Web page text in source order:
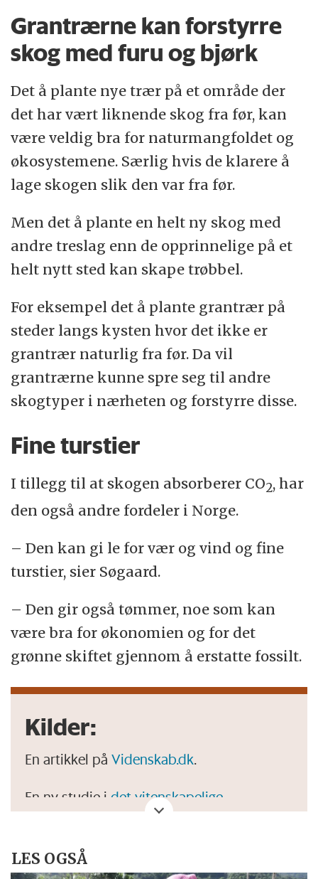
Grantrærne kan forstyrre
skog med furu og bjørk
Det å plante nye trær på et område der
det har vært liknende skog fra før, kan
være veldig bra for naturmangfoldet og
økosystemene. Særlig hvis de klarere å
lage skogen slik den var fra før.
Men det å plante en helt ny skog med
andre treslag enn de opprinnelige på et
helt nytt sted kan skape trøbbel.
For eksempel det å plante grantrær på
steder langs kysten hvor det ikke er
grantrær naturlig fra før. Da vil
grantrærne kunne spre seg til andre
skogtyper i nærheten og forstyrre disse.
Fine turstier
I tillegg til at skogen absorberer CO2, har
den også andre fordeler i Norge.
– Den kan gi le for vær og vind og fine
turstier, sier Søgaard.
– Den gir også tømmer, noe som kan
være bra for økonomien og for det
grønne skiftet gjennom å erstatte fossilt.
Kilder:
En artikkel påVidenskab.dk.
En ny studie i det vitenskapelige
Studientil Gunnhild Søgaard og kollegaene
LES OGSÅ